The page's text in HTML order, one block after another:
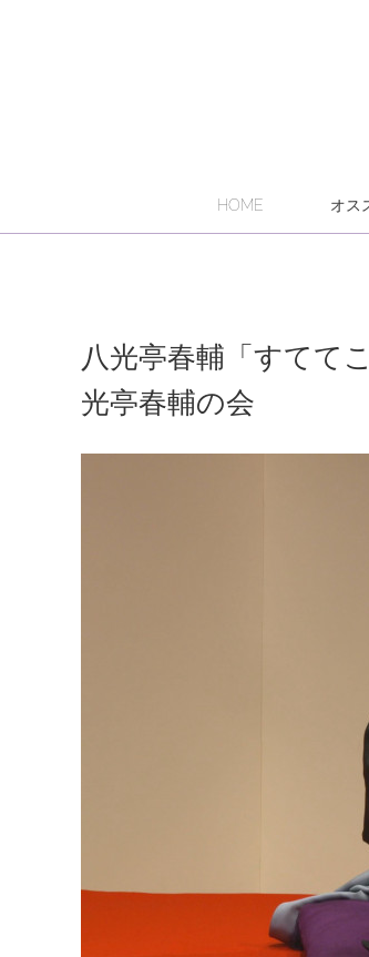
HOME オス
八光亭春輔「すてて
光亭春輔の会